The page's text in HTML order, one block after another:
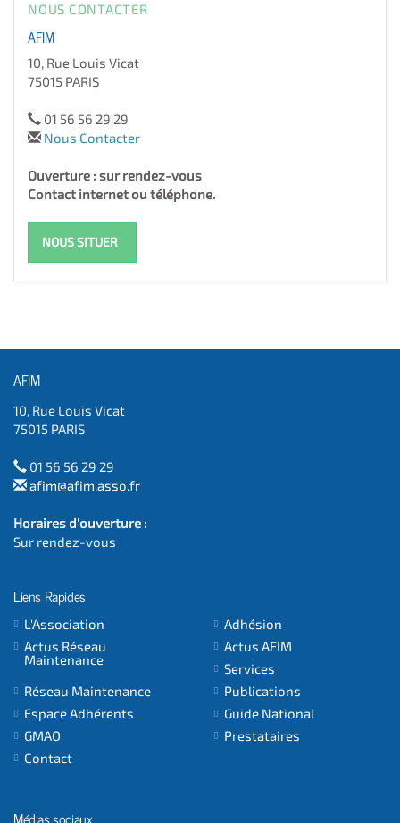
NOUS CONTACTER
AFIM
10, Rue Louis Vicat
75015 PARIS
01 56 56 29 29
Nous Contacter
Ouverture : sur rendez-vous
Contact internet ou téléphone.
NOUS SITUER
AFIM
10, Rue Louis Vicat
75015 PARIS
01 56 56 29 29
afim@afim.asso.fr
Horaires d'ouverture :
Sur rendez-vous
Liens Rapides
L'Association
Adhésion
Actus Réseau
Maintenance
Actus AFIM
Services
Réseau Maintenance
Publications
Espace Adhérents
Guide National
GMAO
Prestataires
Contact
Médias sociaux